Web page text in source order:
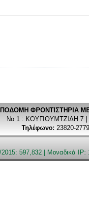
ΦΡΟΝΤΙΣΤΗΡΙA
Νο 1 : ΚΟΥΓΙΟΥΜΤΖΙΔΗ 7
Τηλέφωνο: 23820-
597,832 | Μοναδικά IP: